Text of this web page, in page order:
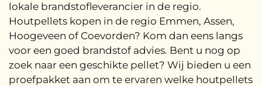
lokale brandstofleverancier in de regio.
Houtpellets kopen in de regio Emmen, Assen,
Hoogeveen of Coevorden? Kom dan eens langs
voor een goed brandstof advies. Bent u nog op
zoek naar een geschikte pellet? Wij bieden u een
proefpakket aan om te ervaren welke houtpellets